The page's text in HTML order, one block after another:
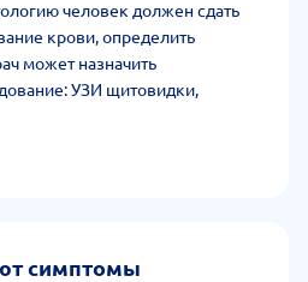
человек должен сдать
крови, определить
может назначить
УЗИ щитовидки,
симптомы